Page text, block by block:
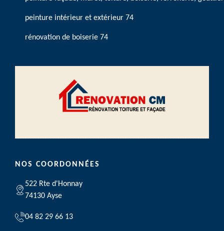
peinture intérieur et extérieur 74
rénovation de boiserie 74
NOS COORDONNÉES
522 Rte d'Honnay
74130 Ayse
04 82 29 66 13